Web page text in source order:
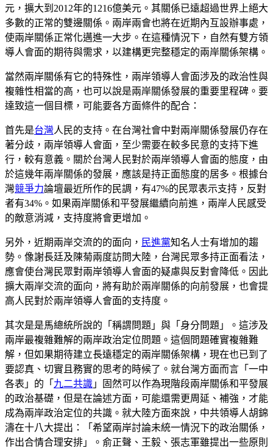
元，擴大到2012年的1216億美元。其關係已遠超過世界上絕大
多數的正常的雙邊關係。兩岸兩會也將在近期內互設辦事處，
使兩岸關係正常化邁進一大步。在這種情況下，自然有雙方領
導人會面的期待與需求，以建構更完整穩定的兩岸關係架構。
當然兩岸關係有它的特殊性，兩岸領導人會面涉及的政治性與
複雜性相當的高，也可以說是兩岸關係發展的重要里程碑。要
達致這一個目標，可能要各方面條件的配合：
首先是台灣人民的支持。在台灣社會中對兩岸關係發展仍存在
著分歧，兩岸領導人會面，至少需要在較多民意的支持下進
行，較有意義。關於台灣人民對於兩岸領導人會面的態度，由
於這幾年兩岸關係的發展，應該是持正面態度的居多。根據台
灣競爭力論壇最近所作的民調，有47%的民眾表示支持，反對
者有34%。如果兩岸關係和平發展繼續向前進，兩岸人民感受
的敵意消減，支持度將會更增加。
另外，近期兩岸交流的的面向， 民進黨知名人士有增加的趨
勢。像謝長廷及陳菊兩度訪問大陸，台灣民眾多持正面看法，
應會使台灣民眾對兩岸領導人會面的疑慮與反對會降低。因此
擴大兩岸交流的面向，將有助於兩岸關係的向前發展，也會提
高人民對於兩岸領導人會面的支持度。
其次是是馬總統所說的「稱謂問題」與「身分問題」。這涉及
兩岸最複雜難解的兩岸政治定位問題。這個問題確實複雜難
解，但如果期待建立長遠穩定的兩岸關係架構，現在也已到了
要認真、切實且務實的思考的時候了。就台灣方面而言「一中
各表」的「 九二共識 」固然可以作為現階段兩岸關係和平發展
的政治基礎，但是在論述方面，可能還需更周延、補強，才能
成為兩岸政治定位的共識。就大陸方面來說，中共領導人胡錦
濤在十八大提出：「希望兩岸討論未統一情況下的政治關係，
作出合情合理安排」。俞正聲、王毅、張志軍雖提出一些原則